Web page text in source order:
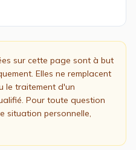
sur cette page sont à but
Elles ne remplacent
le traitement d'un
Pour toute question
situation personnelle,